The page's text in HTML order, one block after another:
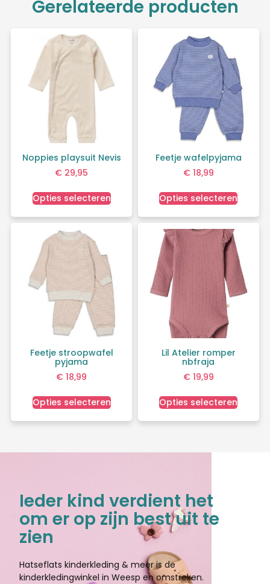
Gerelateerde producten
Noppies playsuit Nevis
€ 29,95
Opties selecteren
Feetje wafelpyjama
€18,99
Opties selecteren
Feetje stroopwafel
pyjama
€ 18,99
Opties selecteren
Lil Atelier romper
nbfraja
€19,99
Opties selecteren
Ieder kind verdient het
om er op zijn best uit te
zien
Hatseflats kinderkleding & meer is de
kinderkledingwinkel in Weesp en omstreken.